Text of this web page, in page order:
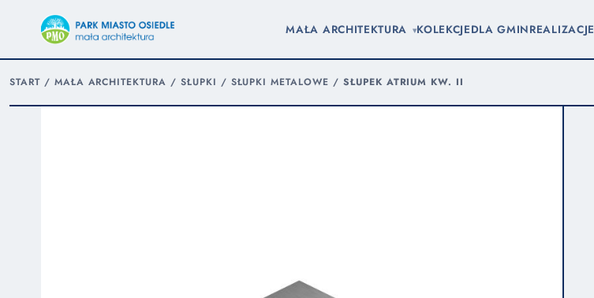
MAŁA ARCHITEKTURA ▾KOLEKCJEDLA GMINREALIZACJE
START/ MAŁA ARCHITEKTURA / SŁUPKI / SŁUPKI METALOWE / SŁUPEK ATRIUM KW. II